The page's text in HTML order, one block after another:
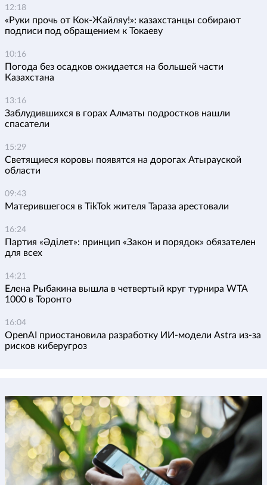
12:18
«Руки прочь от Кок-Жайляу!»: казахстанцы собирают
подписи под обращением к Токаеву
10:16
Погода без осадков ожидается на большей части
Казахстана
13:16
Заблудившихся в горах Алматы подростков нашли
спасатели
15:29
Светящиеся коровы появятся на дорогах Атырауской
области
09:43
Матерившегося в TikTok жителя Тараза арестовали
16:24
Партия «Әділет»: принцип «Закон и порядок» обязателен
для всех
14:21
Елена Рыбакина вышла в четвертый круг турнира WTA
1000 в Торонто
16:04
OpenAI приостановила разработку ИИ-модели Astra из-за
рисков киберугроз